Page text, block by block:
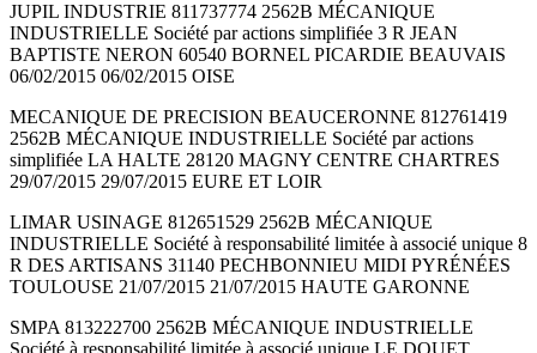
JUPIL INDUSTRIE 811737774 2562B MÉCANIQUE
INDUSTRIELLE Société par actions simplifiée 3 R JEAN
BAPTISTE NERON 60540 BORNEL PICARDIE BEAUVAIS
06/02/2015 06/02/2015 OISE
MECANIQUE DE PRECISION BEAUCERONNE 812761419
2562B MÉCANIQUE INDUSTRIELLE Société par actions
simplifiée LA HALTE 28120 MAGNY CENTRE CHARTRES
29/07/2015 29/07/2015 EURE ET LOIR
LIMAR USINAGE 812651529 2562B MÉCANIQUE
INDUSTRIELLE Société à responsabilité limitée à associé unique 8
R DES ARTISANS 31140 PECHBONNIEU MIDI PYRÉNÉES
TOULOUSE 21/07/2015 21/07/2015 HAUTE GARONNE
SMPA 813222700 2562B MÉCANIQUE INDUSTRIELLE